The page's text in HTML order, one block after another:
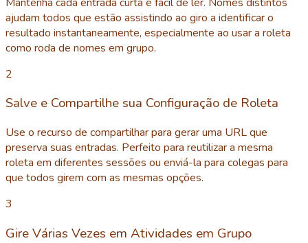
ajudam todos que estão assistindo ao giro a identificar o
resultado instantaneamente, especialmente ao usar a roleta
como roda de nomes em grupo.
2
Salve e Compartilhe sua Configuração de Roleta
Use o recurso de compartilhar para gerar uma URL que
preserva suas entradas. Perfeito para reutilizar a mesma
roleta em diferentes sessões ou enviá-la para colegas para
que todos girem com as mesmas opções.
3
Gire Várias Vezes em Atividades em Grupo